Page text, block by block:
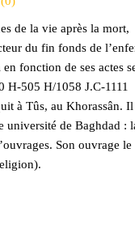
de la vie après la mort,
du fin fonds de
fonction de ses actes
505 H/1058 J.C-1111
à Tûs, au Khorassân.
université de Baghdad :
Son ouvrage le